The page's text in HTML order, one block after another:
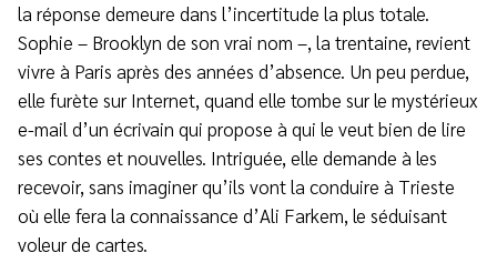
la réponse demeure dans l’incertitude la plus totale.
Sophie – Brooklyn de son vrai nom –, la trentaine, revient
vivre à Paris après des années d’absence. Un peu perdue,
elle furète sur Internet, quand elle tombe sur le mystérieux
e-mail d’un écrivain qui propose à qui le veut bien de lire
ses contes et nouvelles. Intriguée, elle demande à les
recevoir, sans imaginer qu’ils vont la conduire à Trieste
où elle fera la connaissance d’Ali Farkem, le séduisant
voleur de cartes.